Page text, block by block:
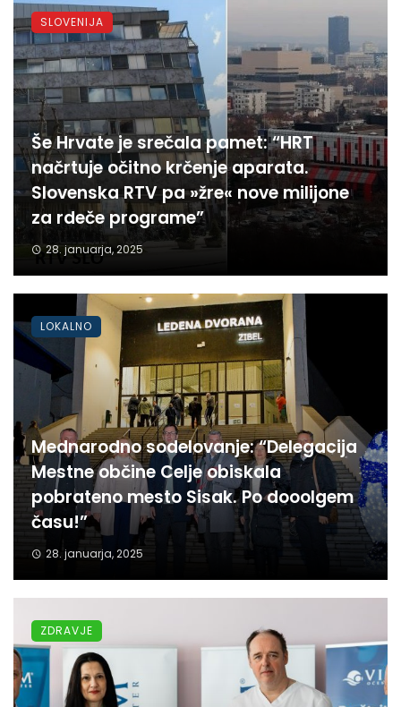
Še Hrvate je srečala pamet: “HRT
načrtuje očitno krčenje aparata.
Slovenska RTV pa »žre« nove milijone
za rdeče programe”
28. januarja, 2025
SLOVENIJA
Mednarodno sodelovanje: “Delegacija
Mestne občine Celje obiskala
pobrateno mesto Sisak. Po dooolgem
času!”
28. januarja, 2025
LOKALNO
ZDRAVJE